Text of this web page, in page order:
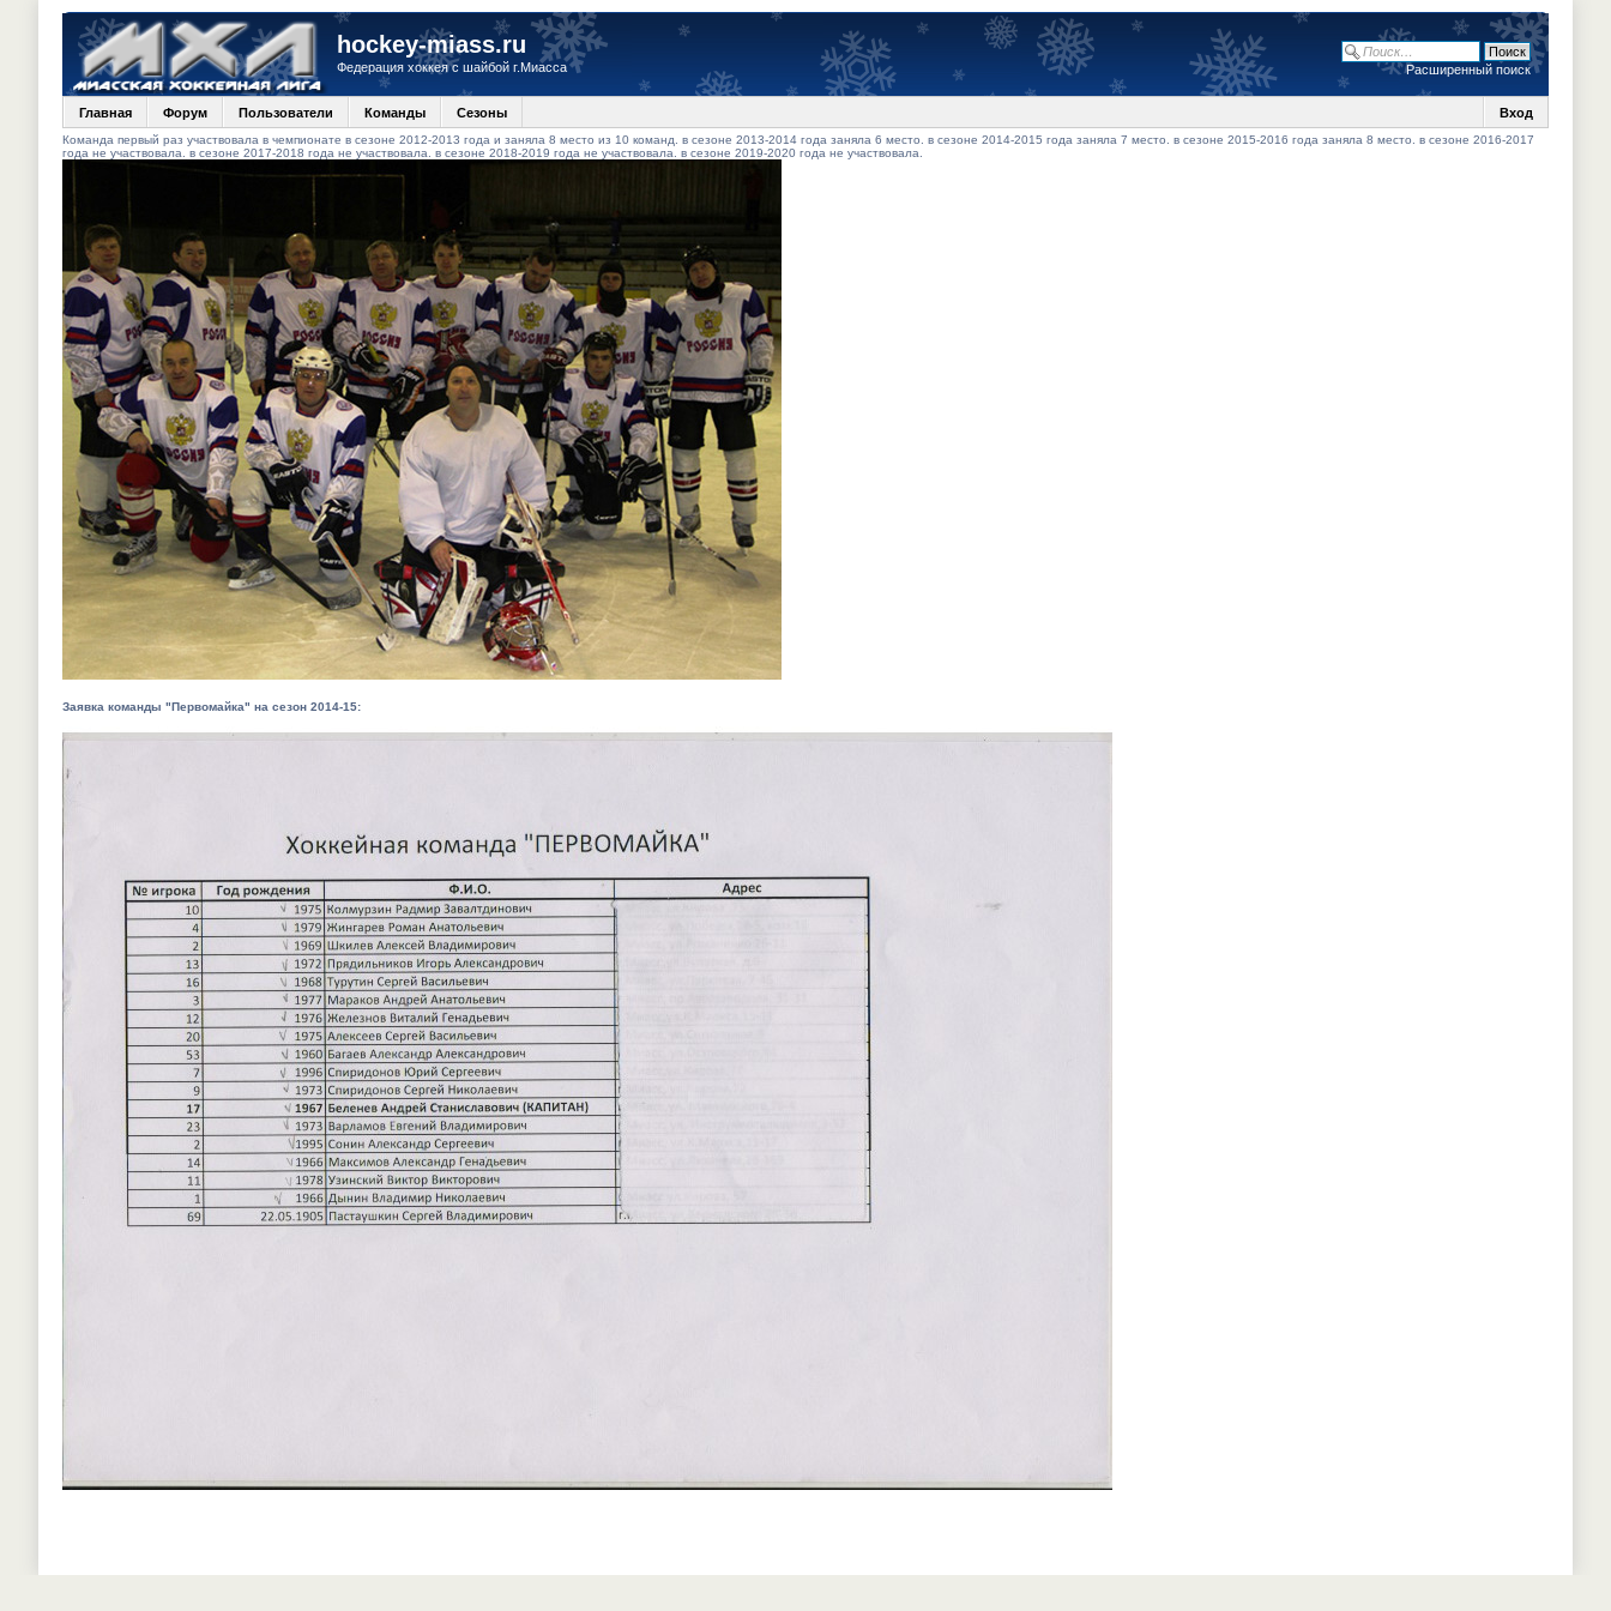
hockey-miass.ru
Федерация хоккея с шайбой г.Миасса Расширенный поиск
Главная Форум Пользователи Команды Сезоны Вход
Команда первый раз участвовала в чемпионате в сезоне 2012-2013 года и заняла 8 место из 10 команд. в сезоне 2013-2014 года заняла 6 место. в сезоне 2014-2015 года заняла 7 место. в сезоне 2015-2016 года заняла 8 место. в сезоне 2016-2017
года не участвовала. в сезоне 2017-2018 года не участвовала. в сезоне 2018-2019 года не участвовала. в сезоне 2019-2020 года не участвовала.
Заявка команды "Первомайка" на сезон 2014-15: